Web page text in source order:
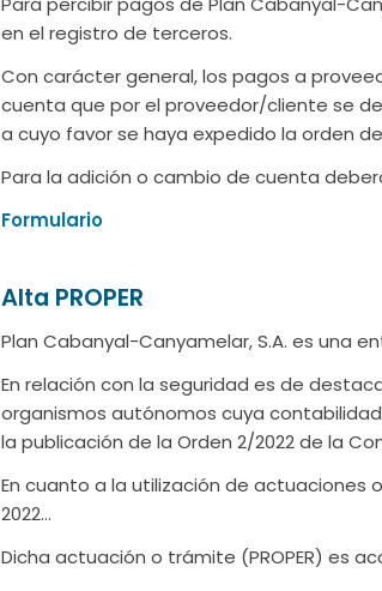
en el registro de terceros.
Con carácter general, los pagos a
cuenta que por el proveedor/cliente se
a cuyo favor se haya expedido la orden
Para la adición o cambio de cuenta
Formulario
Alta PROPER
Plan Cabanyal-Canyamelar, S.A. es una
En relación con la seguridad es de
organismos autónomos cuya
la publicación de la Orden 2/2022 de la
En cuanto a la utilización de actuaciones
2022…
Dicha actuación o trámite (PROPER) es